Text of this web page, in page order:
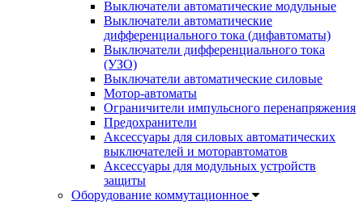
Выключатели автоматические модульные
Выключатели автоматические
дифференциального тока (дифавтоматы)
Выключатели дифференциального тока
(УЗО)
Выключатели автоматические силовые
Мотор-автоматы
Ограничители импульсного перенапряжения
Предохранители
Аксессуары для силовых автоматических
выключателей и моторавтоматов
Аксессуары для модульных устройств
защиты
Оборудование коммутационное